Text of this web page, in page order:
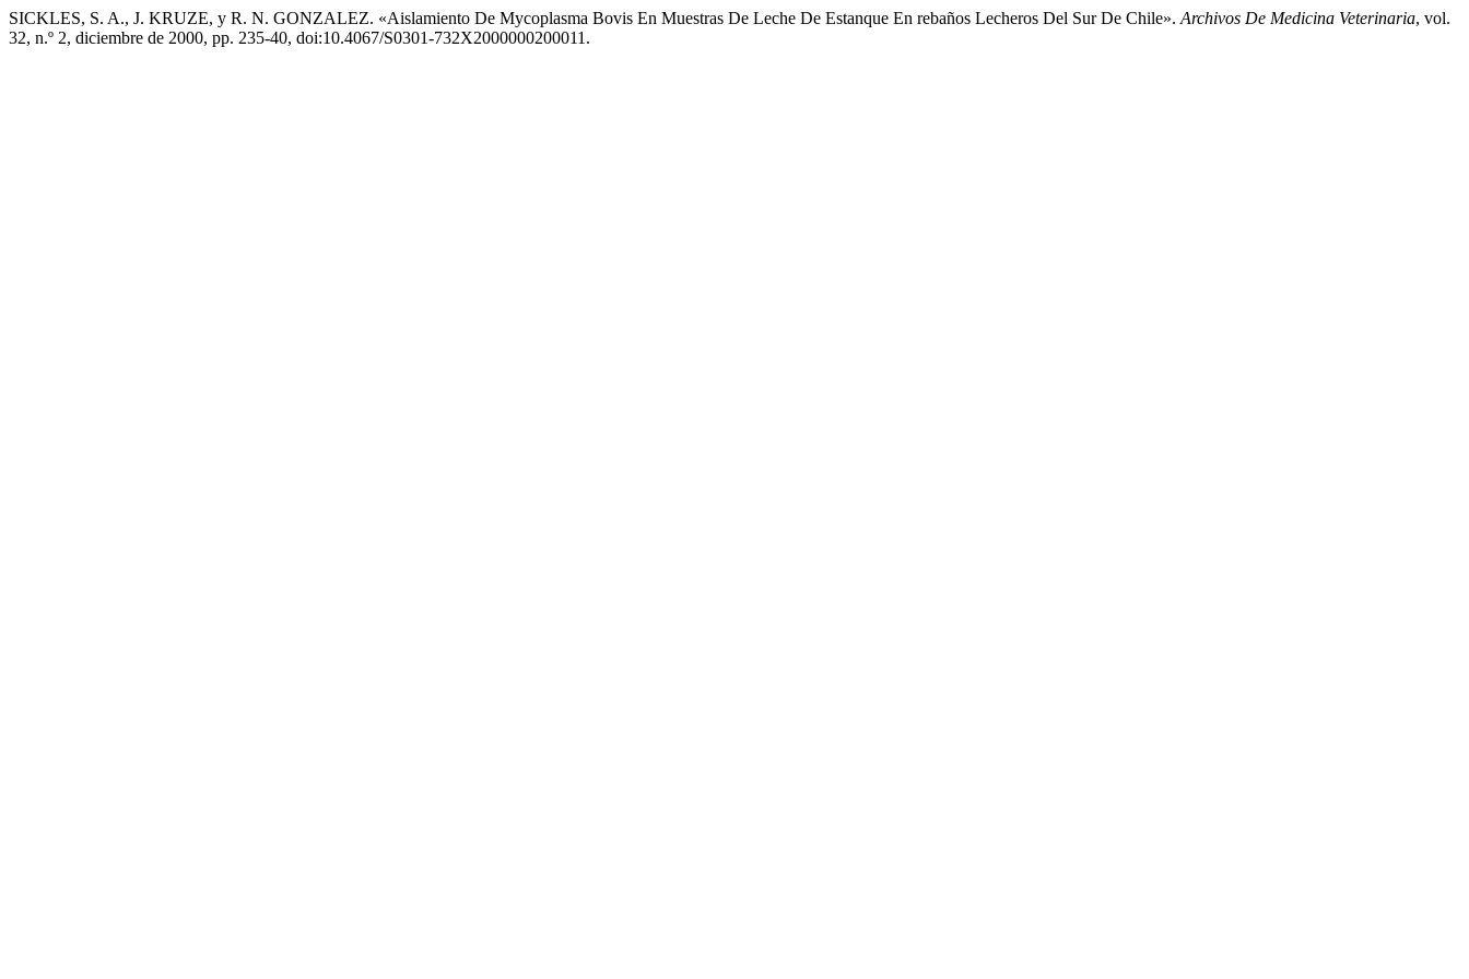
SICKLES, S. A., J. KRUZE, y R. N. GONZALEZ. «Aislamiento De Mycoplasma Bovis En Muestras De Leche De Estanque En rebaños Lecheros Del Sur De Chile». Archivos De Medicina Veterinaria, vol.
32, n.º 2, diciembre de 2000, pp. 235-40, doi:10.4067/S0301-732X2000000200011.